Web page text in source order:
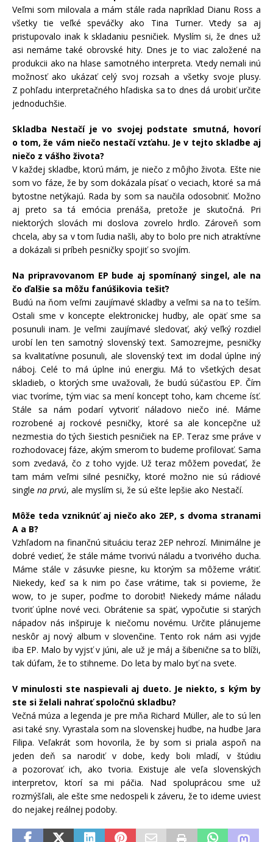
Veľmi som milovala a mám stále rada napríklad Dianu Ross a
všetky tie veľké speváčky ako Tina Turner. Vtedy sa aj
pristupovalo inak k skladaniu pesničiek. Myslím si, že dnes už
asi nemáme také obrovské hity. Dnes je to viac založené na
produkcii ako na hlase samotného interpreta. Vtedy nemali inú
možnosť ako ukázať celý svoj rozsah a všetky svoje plusy.
Z pohľadu interpretačného hľadiska sa to dnes dá urobiť určite
jednoduchšie.
Skladba Nestačí je vo svojej podstate smutná, hovorí
o tom, že vám niečo nestačí vzťahu. Je v tejto skladbe aj
niečo z vášho života?
V každej skladbe, ktorú mám, je niečo z môjho života. Ešte nie
som vo fáze, že by som dokázala písať o veciach, ktoré sa má
bytostne netýkajú. Rada by som sa naučila odosobniť. Možno
aj preto sa tá emócia prenáša, pretože je skutočná. Pri
niektorých slovách mi doslova zovrelo hrdlo. Zároveň som
chcela, aby sa v tom ľudia našli, aby to bolo pre nich atraktívne
a dokázali si príbeh pesničky spojiť so svojím.
Na pripravovanom EP bude aj spomínaný singel, ale na
čo ďalšie sa môžu fanúšikovia tešiť?
Budú na ňom veľmi zaujímavé skladby a veľmi sa na to teším.
Ostali sme v koncepte elektronickej hudby, ale opäť sme sa
posunuli inam. Je veľmi zaujímavé sledovať, aký veľký rozdiel
urobí len ten samotný slovenský text. Samozrejme, pesničky
sa kvalitatívne posunuli, ale slovenský text im dodal úplne iný
náboj. Celé to má úplne inú energiu. Má to všetkých desať
skladieb, o ktorých sme uvažovali, že budú súčasťou EP. Čím
viac tvoríme, tým viac sa mení koncept toho, kam chceme ísť.
Stále sa nám podarí vytvoriť náladovo niečo iné. Máme
rozrobené aj rockové pesničky, ktoré sa ale koncepčne už
nezmestia do tých šiestich pesničiek na EP. Teraz sme práve v
rozhodovacej fáze, akým smerom to budeme profilovať. Sama
som zvedavá, čo z toho vyjde. Už teraz môžem povedať, že
tam mám veľmi silné pesničky, ktoré možno nie sú rádiové
single na prvú, ale myslím si, že sú ešte lepšie ako Nestačí.
Môže teda vzniknúť aj niečo ako 2EP, s dvoma stranami
A a B?
Vzhľadom na finančnú situáciu teraz 2EP nehrozí. Minimálne je
dobré vedieť, že stále máme tvorivú náladu a tvorivého ducha.
Máme stále v zásuvke piesne, ku ktorým sa môžeme vrátiť.
Niekedy, keď sa k nim po čase vrátime, tak si povieme, že
wow, to je super, poďme to dorobiť! Niekedy máme náladu
tvoriť úplne nové veci. Obrátenie sa späť, vypočutie si starých
nápadov nás inšpiruje k niečomu novému. Určite plánujeme
neskôr aj nový album v slovenčine. Tento rok nám asi vyjde
iba EP. Malo by vyjsť v júni, ale už je máj a šibenične sa to blíži,
tak dúfam, že to stihneme. Do leta by malo byť na svete.
V minulosti ste naspievali aj dueto. Je niekto, s kým by
ste si želali nahrať spoločnú skladbu?
Večná múza a legenda je pre mňa Richard Müller, ale to sú len
asi také sny. Vyrastala som na slovenskej hudbe, na hudbe Jara
Filipa. Veľakrát som hovorila, že by som si priala aspoň na
jeden deň sa narodiť v dobe, kedy boli mladí, v štúdiu
a pozorovať ich, ako tvoria. Existuje ale veľa slovenských
interpretov, ktorí sa mi páčia. Nad spoluprácou sme už
rozmýšľali, ale ešte sme nedospeli k záveru, že to ideme uviesť
do nejakej reálnej podoby.